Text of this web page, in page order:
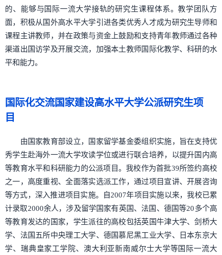
的、能够与国际一流大学接轨的研究生课程体系。教学团队方
面，积极从国外高水平大学引进各类优秀人才成为研究生导师和
课程主讲教师，并在政策与资金上鼓励和支持青年教师通过各种
渠道出国访学及开展交流，加强本土教师国际化教学、科研的水
平和能力。
国际化交流国家建设高水平大学公派研究生项
目
由国家教育部设立，国家留学基金委组织实施，旨在支持优
秀学生赴海外一流大学攻读学位或进行联合培养，以提升国内高
等教育水平和科研能力的公派项目。我校作为首批39所签约高校
之一，高度重视、全面落实选派工作，通过项目宣讲、开展咨询
等方式，深入推进项目实施。自2007年项目实施以来，我校已累
计录取2000余人，涉及留学国家有英国、法国、德国等20多个高
等教育发达的国家，学生派往的高校包括英国牛津大学、剑桥大
学、法国五所中央理工大学、德国慕尼黑工业大学、日本东京大
学、瑞典皇家工学院、澳大利亚新南威尔士大学等国际一流大